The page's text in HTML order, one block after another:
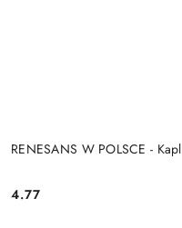
RENESANS W POLSCE -
Cena:
4.77